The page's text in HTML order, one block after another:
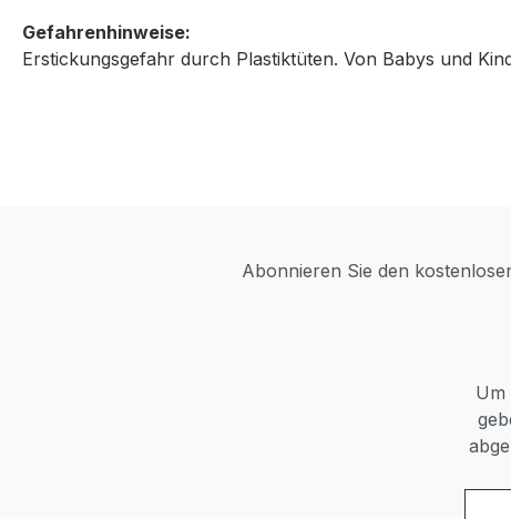
Gefahrenhinweise:
Erstickungsgefahr durch Plastiktüten. Von Babys und
Abonnieren Sie den
Um